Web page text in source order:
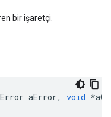
bir işaretçi.
aError, void *